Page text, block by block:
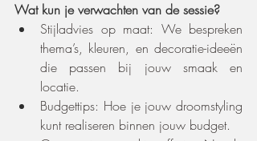
Wat kun je verwachten van de sessie?
Stijladvies op maat: We bespreken
thema’s, kleuren, en decoratie-ideeën
die passen bij jouw smaak en
locatie.
Budgettips: Hoe je jouw droomstyling
kunt realiseren binnen jouw budget.